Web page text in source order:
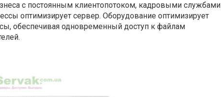
с постоянным клиентопотоком, кадровыми службами
оптимизирует сервер. Оборудование оптимизирует
обеспечивая одновременный доступ к файлам